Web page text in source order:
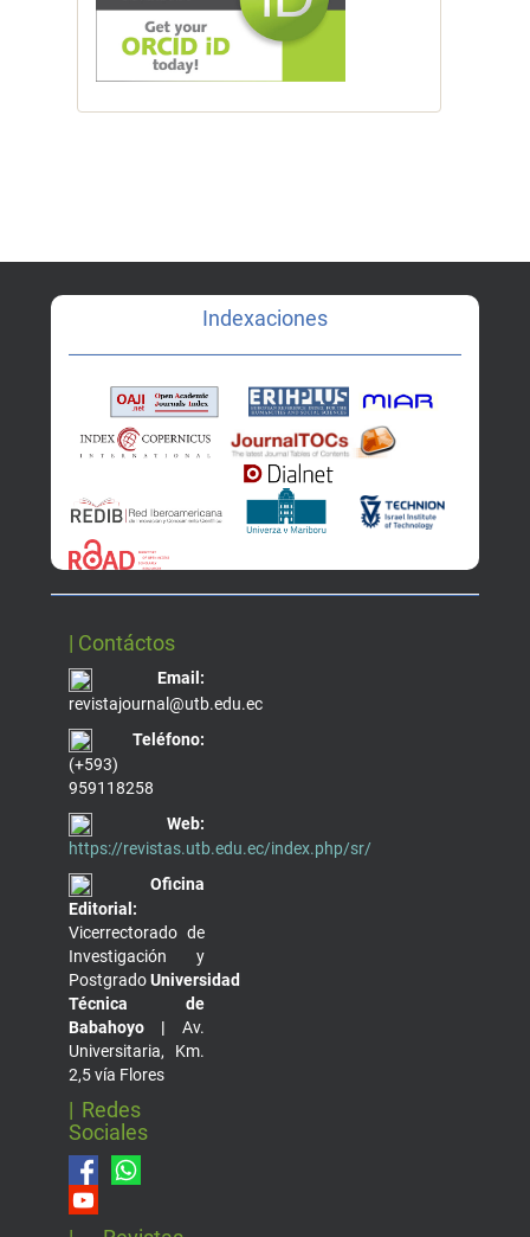
Indexaciones
| Contáctos
Email:
revistajournal@utb.edu.ec
Teléfono:
(+593)
959118258
Web:
https://revistas.utb.edu.ec/index.php/sr/
Oficina
Editorial:
Vicerrectorado de
Investigación y
PostgradoUniversidad
Técnica de
Babahoyo | Av.
Universitaria, Km.
2,5 vía Flores
| Redes
Sociales